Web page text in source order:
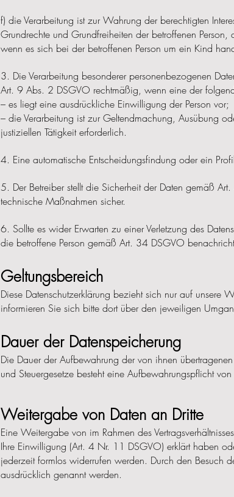
f) die Verarbeitung ist zur Wahrung der berechtigten
Grundrechte und Grundfreiheiten der betroffenen
wenn es sich bei der betroffenen Person um ein Kind
3. Die Verarbeitung besonderer personenbezogenen
Art. 9 Abs. 2 DSGVO rechtmäßig, wenn eine der
– es liegt eine ausdrückliche Einwilligung der Person vor;
– die Verarbeitung ist zur Geltendmachung, Ausübung
justiziellen Tätigkeit erforderlich.
4. Eine automatische Entscheidungsfindung oder ein
5. Der Betreiber stellt die Sicherheit der Daten gemäß
technische Maßnahmen sicher.
6. Sollte es wider Erwarten zu einer Verletzung des
die betroffene Person gemäß Art. 34 DSGVO
Geltungsbereich
Diese Datenschutzerklärung bezieht sich nur auf unsere
informieren Sie sich bitte dort über den jeweiligen
Dauer der Datenspeicherung
Die Dauer der Aufbewahrung der von ihnen
und Steuergesetze besteht eine Aufbewahrungspflicht
Weitergabe von Daten an Dritte
Eine Weitergabe von im Rahmen des
Ihre Einwilligung (Art. 4 Nr. 11 DSGVO) erklärt haben
jederzeit formlos widerrufen werden. Durch den Besuch
ausdrücklich genannt werden.